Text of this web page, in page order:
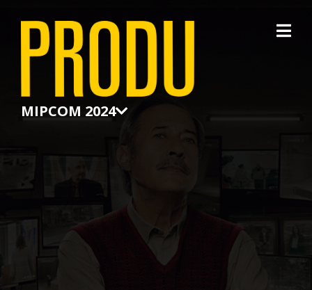
MIPCOM 2024
×